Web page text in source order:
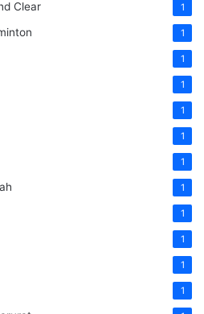
Clear 1
1
1
1
1
1
1
1
1
1
1
1